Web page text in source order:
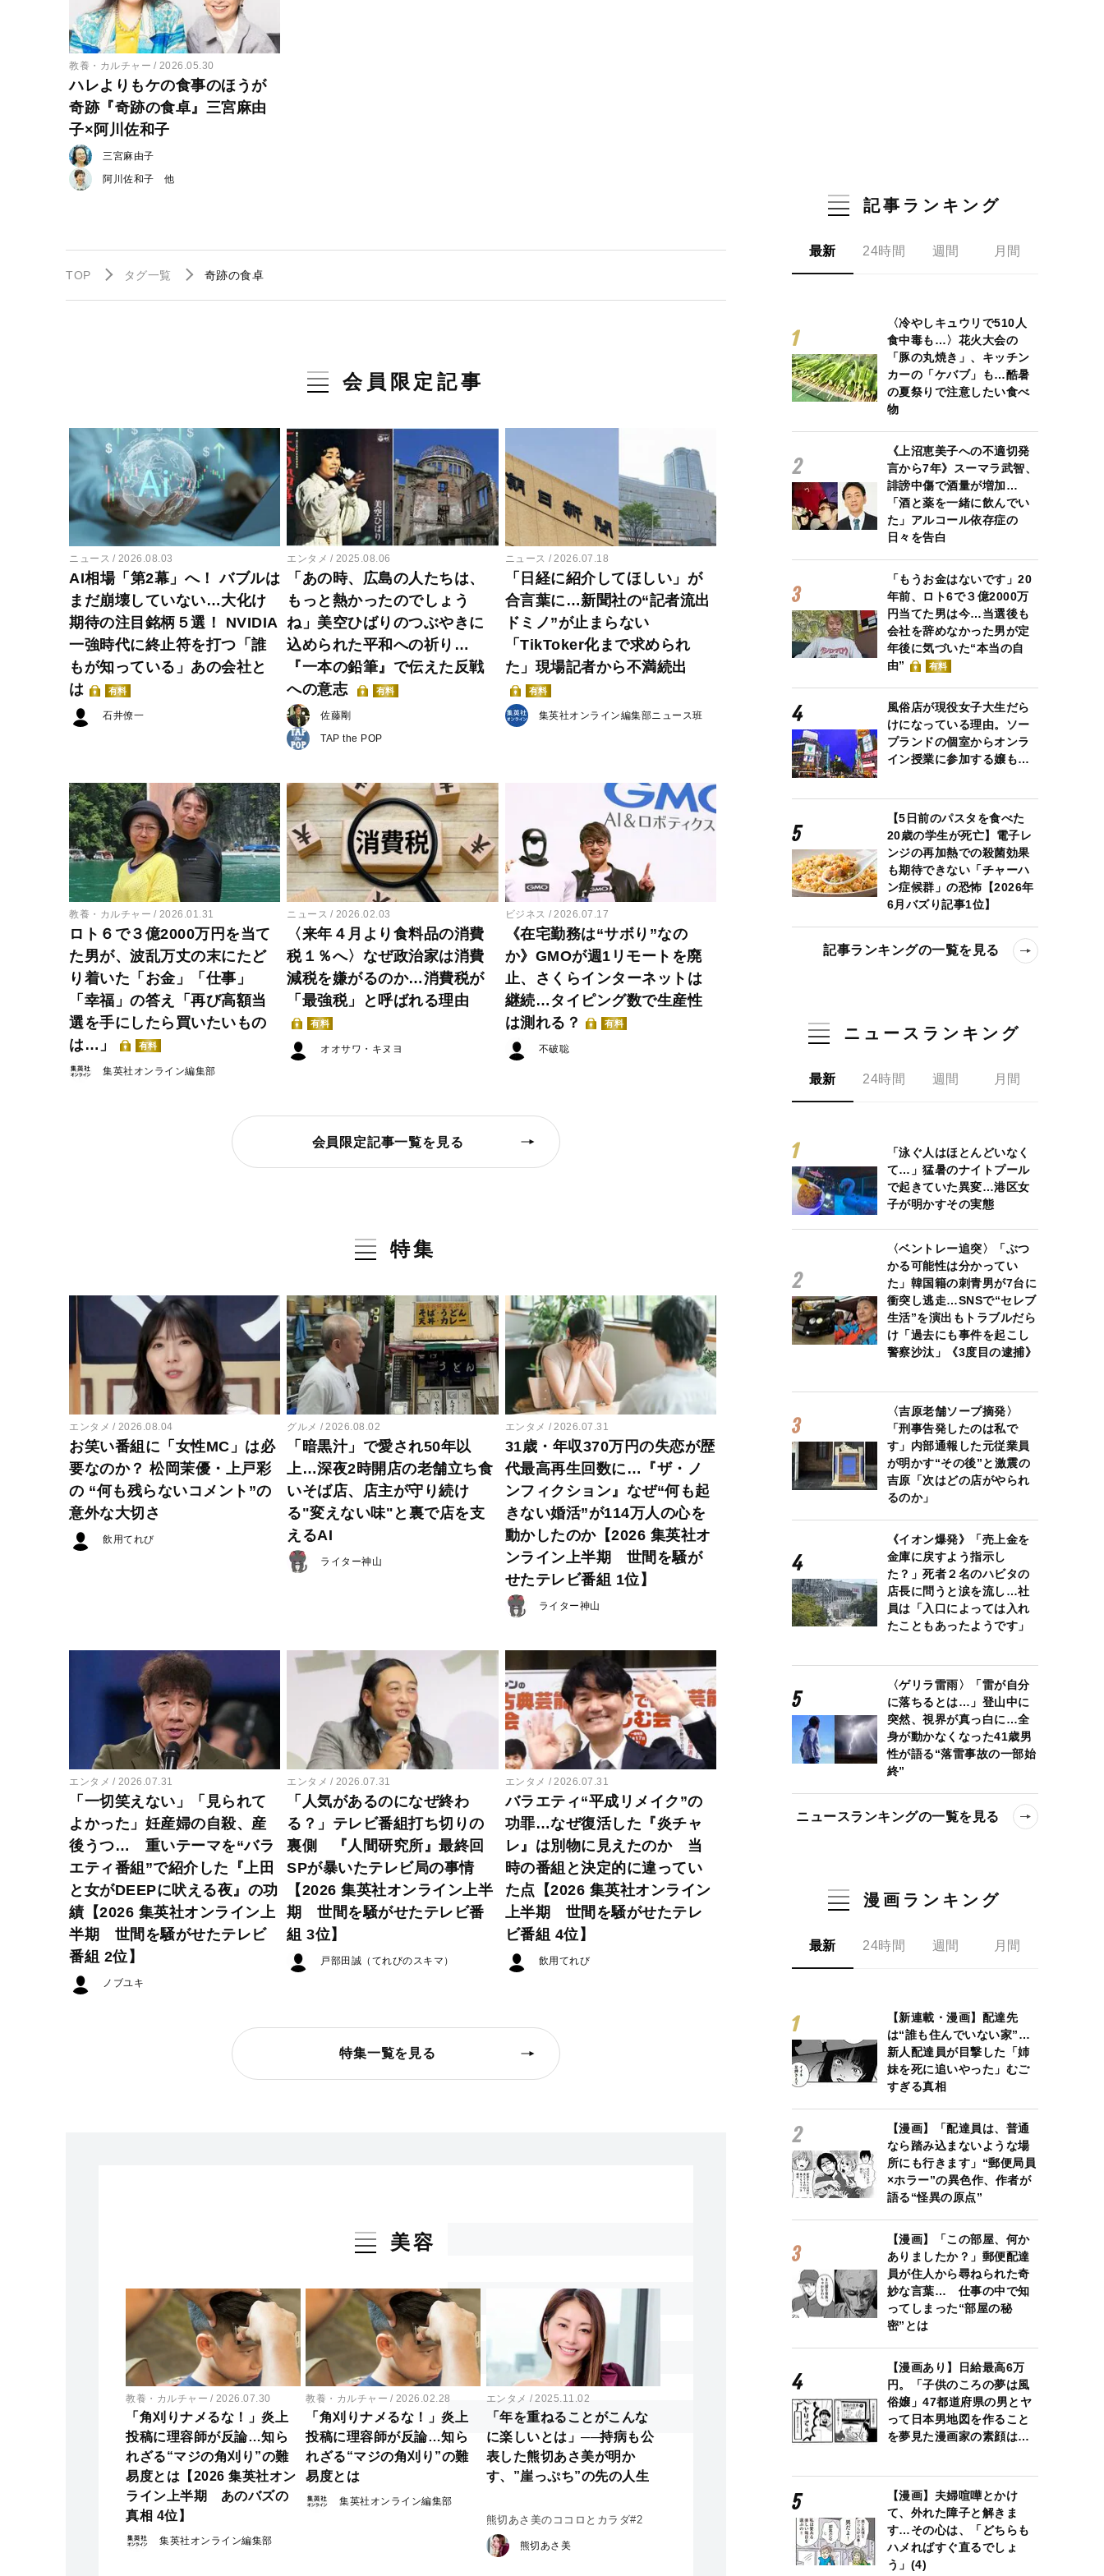
教養・カルチャー 2026.05.30
ハレよりもケの食事のほうが
奇跡『奇跡の食卓』三宮麻由
子×阿川佐和子
三宮麻由子
阿川佐和子
TOP タグ一覧 奇跡の食卓
会員限定記事
ニュース 2026.08.03
AI相場「第2幕」へ！ バブルは
まだ崩壊していない…大化け
期待の注目銘柄５選！ NVIDIA
一強時代に終止符を打つ「誰
もが知っている」あの会社と
は
有料
石井僚一
エンタメ 2025.08.06
「あの時、広島の人たちは、
もっと熱かったのでしょう
ね」美空ひばりのつぶやきに
込められた平和への祈り…
『一本の鉛筆』で伝えた反戦
への意志
有料
佐藤剛
TAP the POP
ニュース 2026.07.18
「日経に紹介してほしい」が
合言葉に…新聞社の“記者流出
ドミノ”が止まらない
「TikToker化まで求められ
た」現場記者から不満続出
有料
集英社オンライン編集部ニュース班
教養・カルチャー 2026.01.31
ロト６で３億2000万円を当て
た男が、波乱万丈の末にたど
り着いた「お金」「仕事」
「幸福」の答え「再び高額当
選を手にしたら買いたいもの
は…」
有料
集英社オンライン編集部
ニュース 2026.02.03
〈来年４月より食料品の消費
税１％へ〉なぜ政治家は消費
減税を嫌がるのか…消費税が
「最強税」と呼ばれる理由
有料
オオサワ・キヌヨ
ビジネス 2026.07.17
《在宅勤務は“サボり”なの
か》GMOが週1リモートを廃
止、さくらインターネットは
継続…タイピング数で生産性
は測れる？
有料
不破聡
会員限定記事一覧を見る
特集
エンタメ 2026.08.04
お笑い番組に「女性MC」は必
要なのか？ 松岡茉優・上戸彩
の “何も残らないコメント”の
意外な大切さ
飲用てれび
グルメ 2026.08.02
「暗黒汁」で愛され50年以
上…深夜2時開店の老舗立ち食
いそば店、店主が守り続け
る"変えない味"と裏で店を支
えるAI
ライター神山
エンタメ 2026.07.31
31歳・年収370万円の失恋が歴
代最高再生回数に…『ザ・ノ
ンフィクション』なぜ“何も起
きない婚活”が114万人の心を
動かしたのか【2026 集英社オ
ンライン上半期 世間を騒が
せたテレビ番組 1位】
ライター神山
エンタメ 2026.07.31
「一切笑えない」「見られて
よかった」妊産婦の自殺、産
後うつ… 重いテーマを“バラ
エティ番組”で紹介した『上田
と女がDEEPに吠える夜』の功
績【2026 集英社オンライン上
半期 世間を騒がせたテレビ
番組 2位】
ノブユキ
エンタメ 2026.07.31
「人気があるのになぜ終わ
る？」テレビ番組打ち切りの
裏側 『人間研究所』最終回
SPが暴いたテレビ局の事情
【2026 集英社オンライン上半
期 世間を騒がせたテレビ番
組 3位】
戸部田誠（てれびのスキマ）
エンタメ 2026.07.31
バラエティ“平成リメイク”の
功罪…なぜ復活した『炎チャ
レ』は別物に見えたのか 当
時の番組と決定的に違ってい
た点【2026 集英社オンライン
上半期 世間を騒がせたテレ
ビ番組 4位】
飲用てれび
特集一覧を見る
美容
教養・カルチャー 2026.07.30
「角刈りナメるな！」炎上
投稿に理容師が反論…知ら
れざる“マジの角刈り”の難
易度とは【2026 集英社オン
ライン上半期 あのバズの
真相 4位】
集英社オンライン編集部
教養・カルチャー 2026.02.28
「角刈りナメるな！」炎上
投稿に理容師が反論…知ら
れざる“マジの角刈り”の難
易度とは
集英社オンライン編集部
エンタメ 2025.11.02
「年を重ねることがこんな
に楽しいとは」──持病も公
表した熊切あさ美が明か
す、”崖っぷち”の先の人生
熊切あさ美のココロとカラダ#2
熊切あさ美
記事ランキング
最新 24時間 週間 月間
〈冷やしキュウリで510人
食中毒も…〉花火大会の
「豚の丸焼き」、キッチン
カーの「ケバブ」も…酷暑
の夏祭りで注意したい食べ
物
《上沼恵美子への不適切発
言から7年》スーマラ武智、
誹謗中傷で酒量が増加…
「酒と薬を一緒に飲んでい
た」アルコール依存症の
日々を告白
「もうお金はないです」20
年前、ロト6で３億2000万
円当てた男は今…当選後も
会社を辞めなかった男が定
年後に気づいた“本当の自
由”
有料
風俗店が現役女子大生だら
けになっている理由。ソー
プランドの個室からオンラ
イン授業に参加する嬢も…
【5日前のパスタを食べた
20歳の学生が死亡】電子レ
ンジの再加熱での殺菌効果
も期待できない「チャーハ
ン症候群」の恐怖【2026年
6月バズり記事1位】
記事ランキングの一覧を見る
ニュースランキング
最新 24時間 週間 月間
「泳ぐ人はほとんどいなく
て…」猛暑のナイトプール
で起きていた異変…港区女
子が明かすその実態
〈ベントレー追突〉「ぶつ
かる可能性は分かってい
た」韓国籍の刺青男が7台に
衝突し逃走…SNSで“セレブ
生活”を演出もトラブルだら
け「過去にも事件を起こし
警察沙汰」《3度目の逮捕》
〈吉原老舗ソープ摘発〉
「刑事告発したのは私で
す」内部通報した元従業員
が明かす“その後”と激震の
吉原「次はどの店がやられ
るのか」
《イオン爆発》「売上金を
金庫に戻すよう指示し
た？」死者２名のハビタの
店長に問うと涙を流し…社
員は「入口によっては入れ
たこともあったようです」
〈ゲリラ雷雨〉「雷が自分
に落ちるとは…」登山中に
突然、視界が真っ白に…全
身が動かなくなった41歳男
性が語る“落雷事故の一部始
終”
ニュースランキングの一覧を見る
漫画ランキング
最新 24時間 週間 月間
【新連載・漫画】配達先
は“誰も住んでいない家”…
新人配達員が目撃した「姉
妹を死に追いやった」むご
すぎる真相
【漫画】「配達員は、普通
なら踏み込まないような場
所にも行きます」“郵便局員
×ホラー”の異色作、作者が
語る“怪異の原点”
【漫画】「この部屋、何か
ありましたか？」郵便配達
員が住人から尋ねられた奇
妙な言葉… 仕事の中で知
ってしまった“部屋の秘
密”とは
【漫画あり】日給最高6万
円。「子供のころの夢は風
俗嬢」47都道府県の男とヤ
って日本男地図を作ること
を夢見た漫画家の素顔は…
【漫画】夫婦喧嘩とかけ
て、外れた障子と解きま
す…その心は、「どちらも
ハメればすぐ直るでしょ
う」(4)